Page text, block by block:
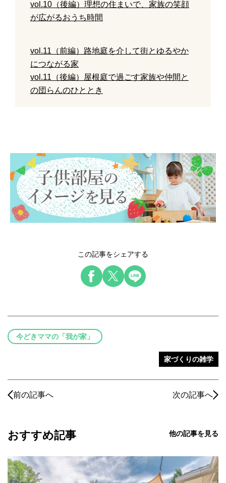
vol.10（後編）理想の住まいで、家族の笑顔
が広がるおうち時間
vol.11（前編）路地庭を介して街とゆるやか
につながる家
vol.11（後編）屋根庭で過ごす家族や仲間と
の団らんのひととき
この記事をシェアする
今どきママの「我が家」
家づくりの雑学
前の記事へ 次の記事へ
おすすめ記事 他の記事を見る